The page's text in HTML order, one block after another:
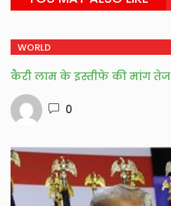
WORLD
कैरी लाम के इस्तीफे की मांग तेज
0